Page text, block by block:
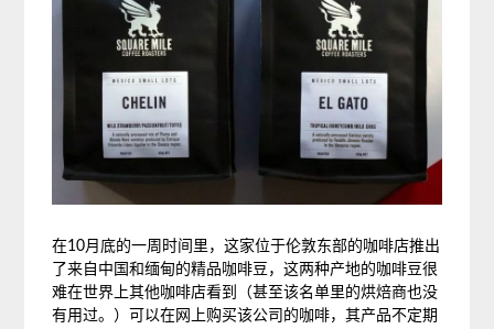
在10月底的一周时间里，这家位于伦敦东部的咖啡店推出
了来自中国和缅甸的精品咖啡豆，这两种产地的咖啡豆很
难在世界上其他咖啡店看到（甚至该名单里的烘焙商也没
有用过。）可以在网上购买该公司的咖啡，其产品不定期